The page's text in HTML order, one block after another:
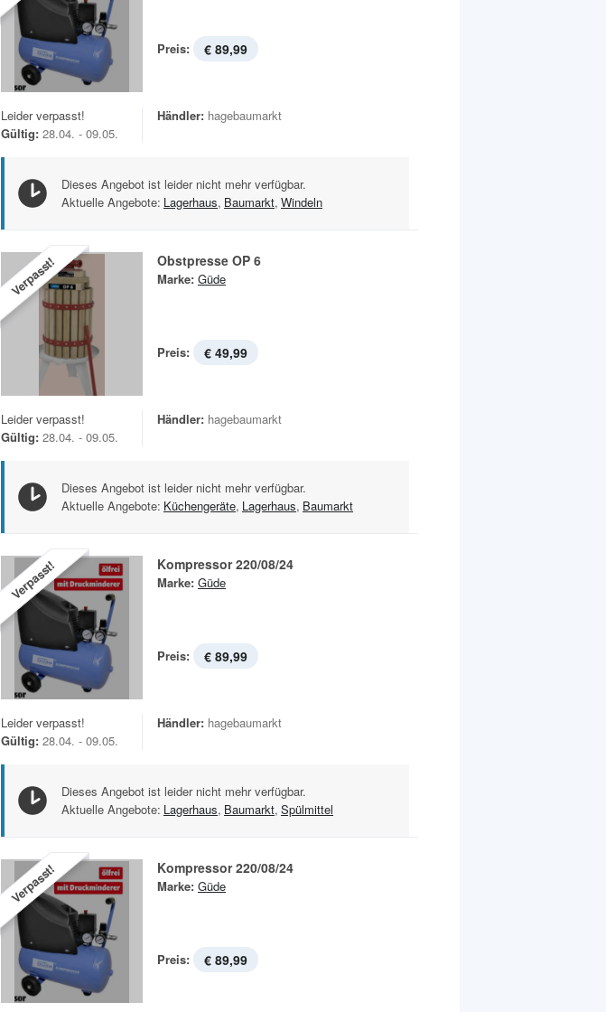
Preis: € 89,99
Leider verpasst!
Gültig: 28.04. - 09.05.
Händler: hagebaumarkt
Dieses Angebot ist leider nicht mehr verfügbar.
Aktuelle Angebote: Lagerhaus, Baumarkt, Windeln
Verpasst! Obstpresse OP 6
Marke: Güde
Preis: € 49,99
Leider verpasst!
Gültig: 28.04. - 09.05.
Händler: hagebaumarkt
Dieses Angebot ist leider nicht mehr verfügbar.
Aktuelle Angebote: Küchengeräte, Lagerhaus, Baumarkt
Verpasst! Kompressor 220/08/24
Marke: Güde
Preis: € 89,99
Leider verpasst!
Gültig: 28.04. - 09.05.
Händler: hagebaumarkt
Dieses Angebot ist leider nicht mehr verfügbar.
Aktuelle Angebote: Lagerhaus, Baumarkt, Spülmittel
Verpasst! Kompressor 220/08/24
Marke: Güde
Preis: € 89,99